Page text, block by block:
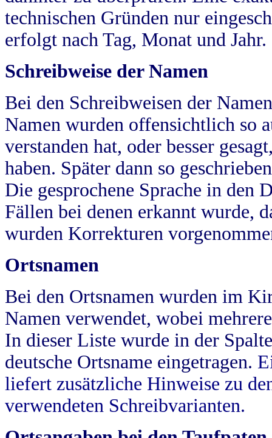
technischen Gründen nur
erfolgt nach Tag, Monat und Jahr.
Schreibweise der Namen
Bei den Schreibweisen der
Namen wurden offensichtlich so
verstanden hat, oder besser
haben. Später dann so
Die gesprochene Sprache in
Fällen bei denen erkannt wurde,
wurden Korrekturen
Ortsnamen
Bei den Ortsnamen wurden im
Namen verwendet, wobei
In dieser Liste wurde in der
deutsche Ortsname eingetragen.
liefert zusätzliche Hinweise zu
verwendeten Schreibvarianten.